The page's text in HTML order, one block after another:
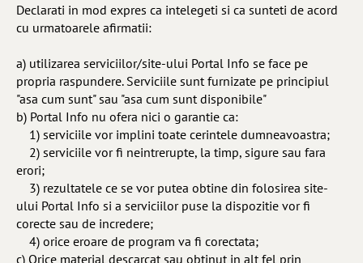
Declarati in mod expres ca intelegeti si ca sunteti de acord
cu urmatoarele afirmatii:
a) utilizarea serviciilor/site-ului Portal Info se face pe
propria raspundere. Serviciile sunt furnizate pe principiul
"asa cum sunt" sau "asa cum sunt disponibile"
b) Portal Info nu ofera nici o garantie ca:
1) serviciile vor implini toate cerintele dumneavoastra;
2) serviciile vor fi neintrerupte, la timp, sigure sau fara
erori;
3) rezultatele ce se vor putea obtine din folosirea site-
ului Portal Info si a serviciilor puse la dispozitie vor fi
corecte sau de incredere;
4) orice eroare de program va fi corectata;
c) Orice material descarcat sau obtinut in alt fel prin